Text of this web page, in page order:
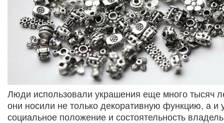
Люди использовали украшения еще много тысяч
они носили не только декоративную функцию, а и
социальное положение и состоятельность